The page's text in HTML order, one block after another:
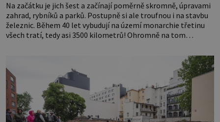
Na začátku je jich šest a začínají poměrně skromně, úpravami
zahrad, rybníků a parků. Postupně si ale troufnou i na stavbu
železnic. Během 40 let vybudují na území monarchie třetinu
všech tratí, tedy asi 3500 kilometrů! Ohromně na tom
Johannovi (1756–1835), který má malý statek na Jesenicku